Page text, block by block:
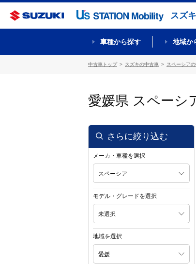
スズ
車種から探す 地域か
中古車トップ スズキの中古車 スペーシア
愛媛県 スペーシ
さらに絞り込む
メーカ・車種を選択
スペーシア
モデル・グレードを選択
未選択
地域を選択
愛媛